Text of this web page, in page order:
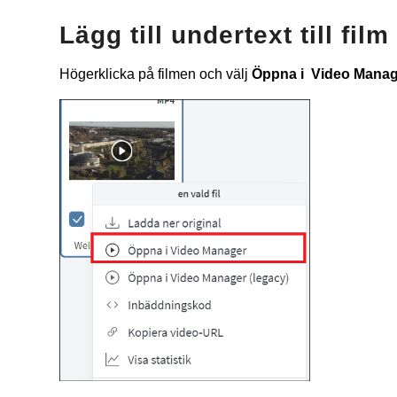
Lägg till undertext till film
Högerklicka på filmen och välj Öppna i Video